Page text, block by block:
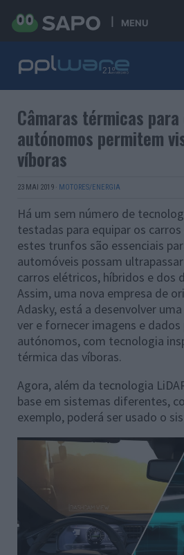
MENU
Câmaras térmicas
autónomos permitem
víboras
23 MAI 2019 · MOTORES/ENERGIA
Há um sem número de
testadas para equipar os
estes trunfos são essenciais
automóveis possam
carros elétricos, híbridos e dos
Assim, uma nova empresa de
Adasky, está a desenvolver
ver e fornecer imagens e dados
autónomos, com tecnologia
térmica das víboras.
Agora, além da tecnologia
base em sistemas diferentes,
exemplo, poderá ser usado o